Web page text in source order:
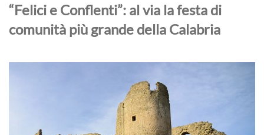
“Felici e Conflenti”: al via la festa di
comunità più grande della Calabria